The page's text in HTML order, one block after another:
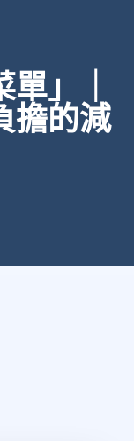
」｜
擔的減